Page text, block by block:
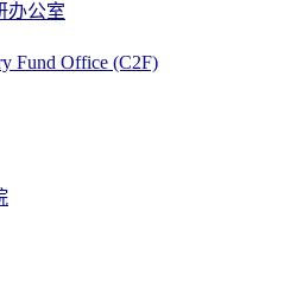
办公室
Fund Office (C2F)